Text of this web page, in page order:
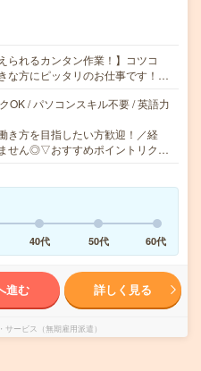
られるカンタン作業！】コツコ
な方にピッタリのお仕事です！…
OK / パソコンスキル不要 / 英語力
き方を目指したい方歓迎！／経
せん◎▽おすすめポイントリク…
40代 50代 60代
進む 詳しく見る
サービス（無期雇用派遣）